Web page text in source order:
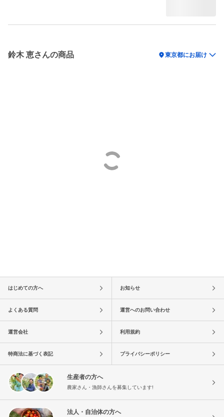
鈴木 恵さんの商品 location_on東京都にお届け
はじめての方へ お知らせ
よくある質問 運営へのお問い合わせ
運営会社 利用規約
特商法に基づく表記 プライバシーポリシー
生産者の方へ
農家さん・漁師さんを募集しています!
法人・自治体の方へ